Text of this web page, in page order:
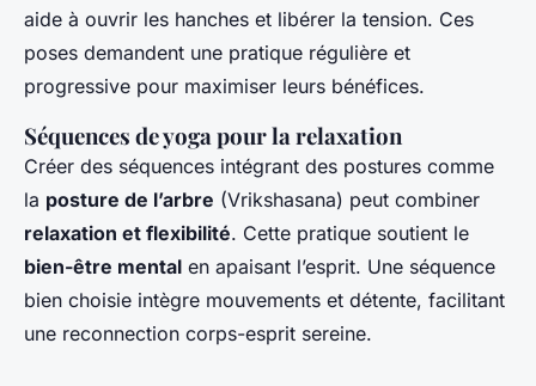
aide à ouvrir les hanches et libérer la tension. Ces
poses demandent une pratique régulière et
progressive pour maximiser leurs bénéfices.
Séquences de yoga pour la relaxation
Créer des séquences intégrant des postures comme
la posture de l’arbre (Vrikshasana) peut combiner
relaxation et flexibilité. Cette pratique soutient le
bien-être mental en apaisant l’esprit. Une séquence
bien choisie intègre mouvements et détente, facilitant
une reconnection corps-esprit sereine.